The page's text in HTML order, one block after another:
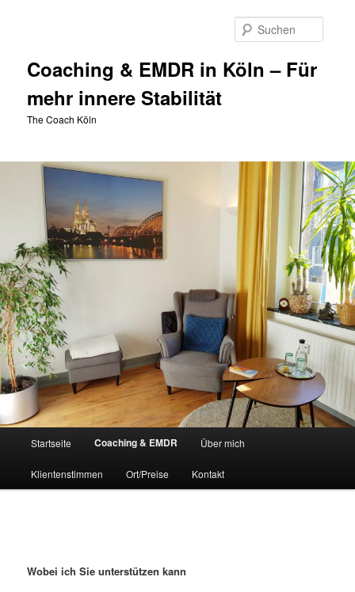
Coaching & EMDR in Köln – Für
mehr innere Stabilität
The Coach Köln
Startseite Coaching & EMDR Über mich
Klientenstimmen Ort/Preise Kontakt
Wobei ich Sie unterstützen kann